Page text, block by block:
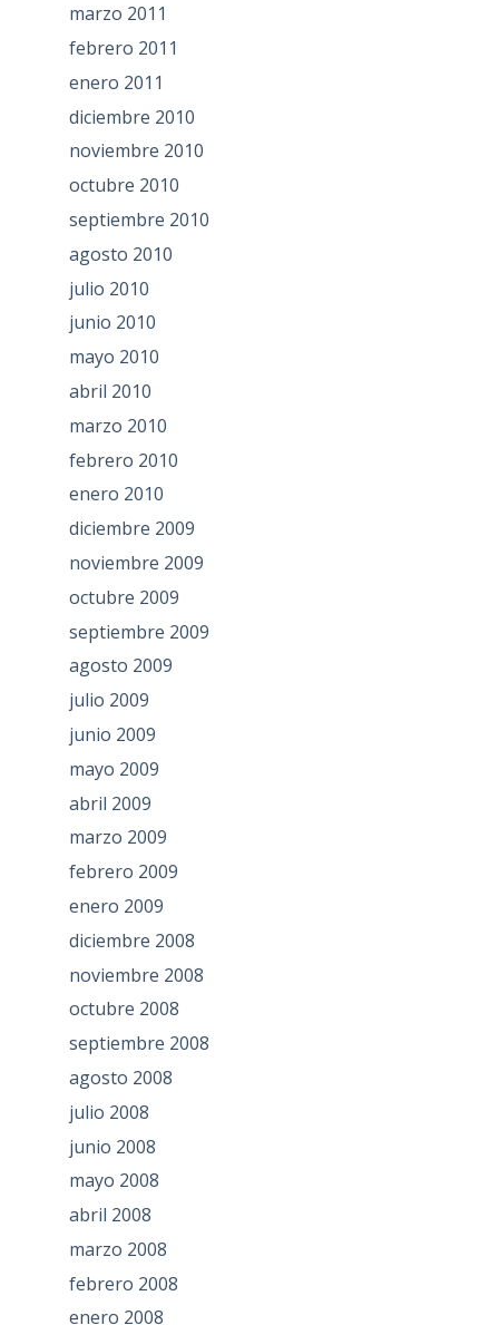
marzo 2011
febrero 2011
enero 2011
diciembre 2010
noviembre 2010
octubre 2010
septiembre 2010
agosto 2010
julio 2010
junio 2010
mayo 2010
abril 2010
marzo 2010
febrero 2010
enero 2010
diciembre 2009
noviembre 2009
octubre 2009
septiembre 2009
agosto 2009
julio 2009
junio 2009
mayo 2009
abril 2009
marzo 2009
febrero 2009
enero 2009
diciembre 2008
noviembre 2008
octubre 2008
septiembre 2008
agosto 2008
julio 2008
junio 2008
mayo 2008
abril 2008
marzo 2008
febrero 2008
enero 2008